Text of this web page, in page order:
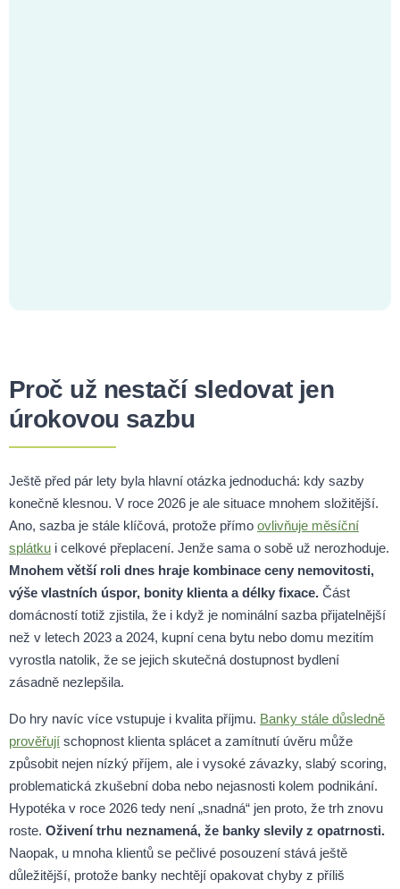
Proč už nestačí sledovat jen
úrokovou sazbu
Ještě před pár lety byla hlavní otázka jednoduchá: kdy sazby
konečně klesnou. V roce 2026 je ale situace mnohem složitější.
Ano, sazba je stále klíčová, protože přímo ovlivňuje měsíční
splátku i celkové přeplacení. Jenže sama o sobě už nerozhoduje.
Mnohem větší roli dnes hraje kombinace ceny nemovitosti,
výše vlastních úspor, bonity klienta a délky fixace. Část
domácností totiž zjistila, že i když je nominální sazba přijatelnější
než v letech 2023 a 2024, kupní cena bytu nebo domu mezitím
vyrostla natolik, že se jejich skutečná dostupnost bydlení
zásadně nezlepšila.
Do hry navíc více vstupuje i kvalita příjmu. Banky stále důsledně
prověřují schopnost klienta splácet a zamítnutí úvěru může
způsobit nejen nízký příjem, ale i vysoké závazky, slabý scoring,
problematická zkušební doba nebo nejasnosti kolem podnikání.
Hypotéka v roce 2026 tedy není „snadná“ jen proto, že trh znovu
roste. Oživení trhu neznamená, že banky slevily z opatrnosti.
Naopak, u mnoha klientů se pečlivé posouzení stává ještě
důležitější, protože banky nechtějí opakovat chyby z příliš